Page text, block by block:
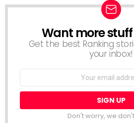
NEWSLETTER
Want more stuff
Get the best Ranking
your inbox!
Email
Don't worry, we